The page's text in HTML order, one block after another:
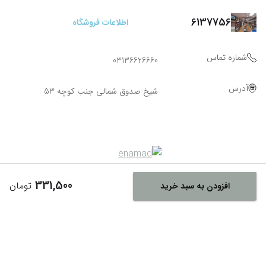
افزودن به سبد خرید 331,500 تومان
6137756 اطلاعات فروشگاه
شماره تماس 03136626660
آدرس شیخ صدوق شمالی جنب کوچه 53